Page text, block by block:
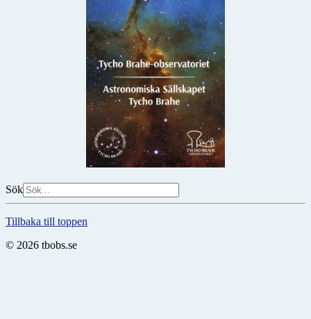
Sök
Tillbaka till toppen
© 2026 tbobs.se